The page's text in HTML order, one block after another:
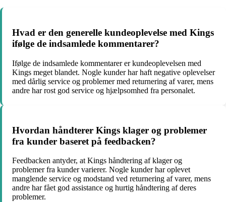
Hvad er den generelle kundeoplevelse med Kings
ifølge de indsamlede kommentarer?
Ifølge de indsamlede kommentarer er kundeoplevelsen med
Kings meget blandet. Nogle kunder har haft negative oplevelser
med dårlig service og problemer med returnering af varer, mens
andre har rost god service og hjælpsomhed fra personalet.
Hvordan håndterer Kings klager og problemer
fra kunder baseret på feedbacken?
Feedbacken antyder, at Kings håndtering af klager og
problemer fra kunder varierer. Nogle kunder har oplevet
manglende service og modstand ved returnering af varer, mens
andre har fået god assistance og hurtig håndtering af deres
problemer.